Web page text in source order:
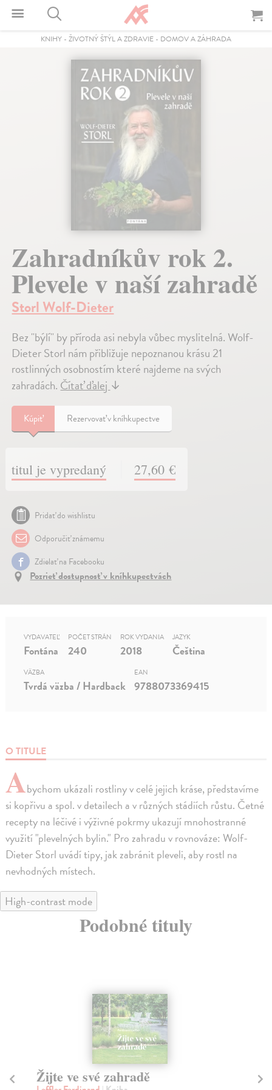
KNIHY - ŽIVOTNÝ ŠTÝL A ZDRAVIE - DOMOV A ZÁHRADA
Zahradníkův rok 2.
Plevele v naší zahradě
Storl Wolf-Dieter
Bez "býlí" by příroda asi nebyla vůbec myslitelná. Wolf-
Dieter Storl nám přibližuje nepoznanou krásu 21
rostlinných osobnostím které najdeme na svých
zahradách. Čítať ďalej ↓
Kúpiť Rezervovať v kníhkupectve
titul je vypredaný 27,60 €
Pridať do wishlistu
Odporučiť známemu
Zdielať na Facebooku
Pozrieť dostupnosť v kníhkupectvách
O TITULE
Abychom ukázali rostliny v celé jejich kráse, představíme
si kopřivu a spol. v detailech a v různých stádiích růstu. Četné
recepty na léčivé i výživné pokrmy ukazují mnohostranné
využití "plevelných bylin." Pro zahradu v rovnováze: Wolf-
Dieter Storl uvádí tipy, jak zabránit pleveli, aby rostl na
nevhodných místech.
VYDAVATEĽ
Fontána
POČET STRÁN
240
ROK VYDANIA
2018
JAZYK
Čeština
VÄZBA
Tvrdá väzba / Hardback
EAN
9788073369415
High-contrast mode
Podobné tituly
Pokojovky od jara do zimy